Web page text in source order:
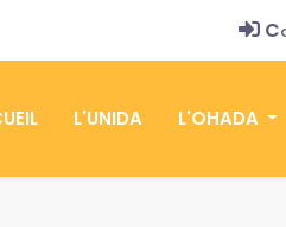
L'UNIDA L'OHADA